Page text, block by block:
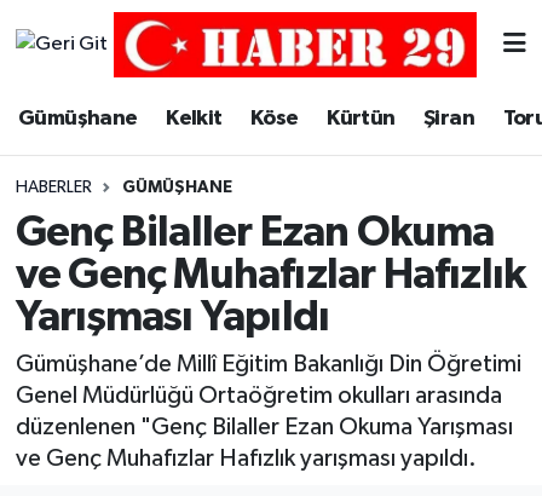
Gümüşhane Kelkit Köse Kürtün Şiran
HABERLER GÜMÜŞHANE
Genç Bilaller Ezan Okuma
ve Genç Muhafızlar Hafızlık
Yarışması Yapıldı
Gümüşhane’de Millî Eğitim Bakanlığı Din Öğretimi
Genel Müdürlüğü Ortaöğretim okulları arasında
düzenlenen "Genç Bilaller Ezan Okuma Yarışması
ve Genç Muhafızlar Hafızlık yarışması yapıldı.
Merkez Trafik Yoğunluk Haritası
Süper Lig Puan Durumu ve Fikstür
Tüm Manşetler
Son Dakika Haberleri
Haber Arşivi